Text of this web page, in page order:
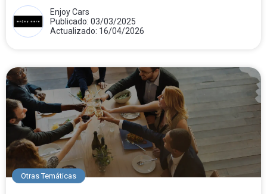
Enjoy Cars
Publicado: 03/03/2025
Actualizado: 16/04/2026
Otras Temáticas